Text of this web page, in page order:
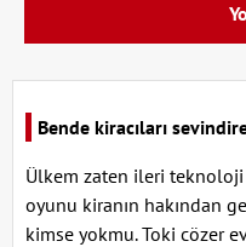
Bende kiracıları
Ülkem zaten ileri
oyunu kiranın hakından
kimse yokmu. Toki cözer